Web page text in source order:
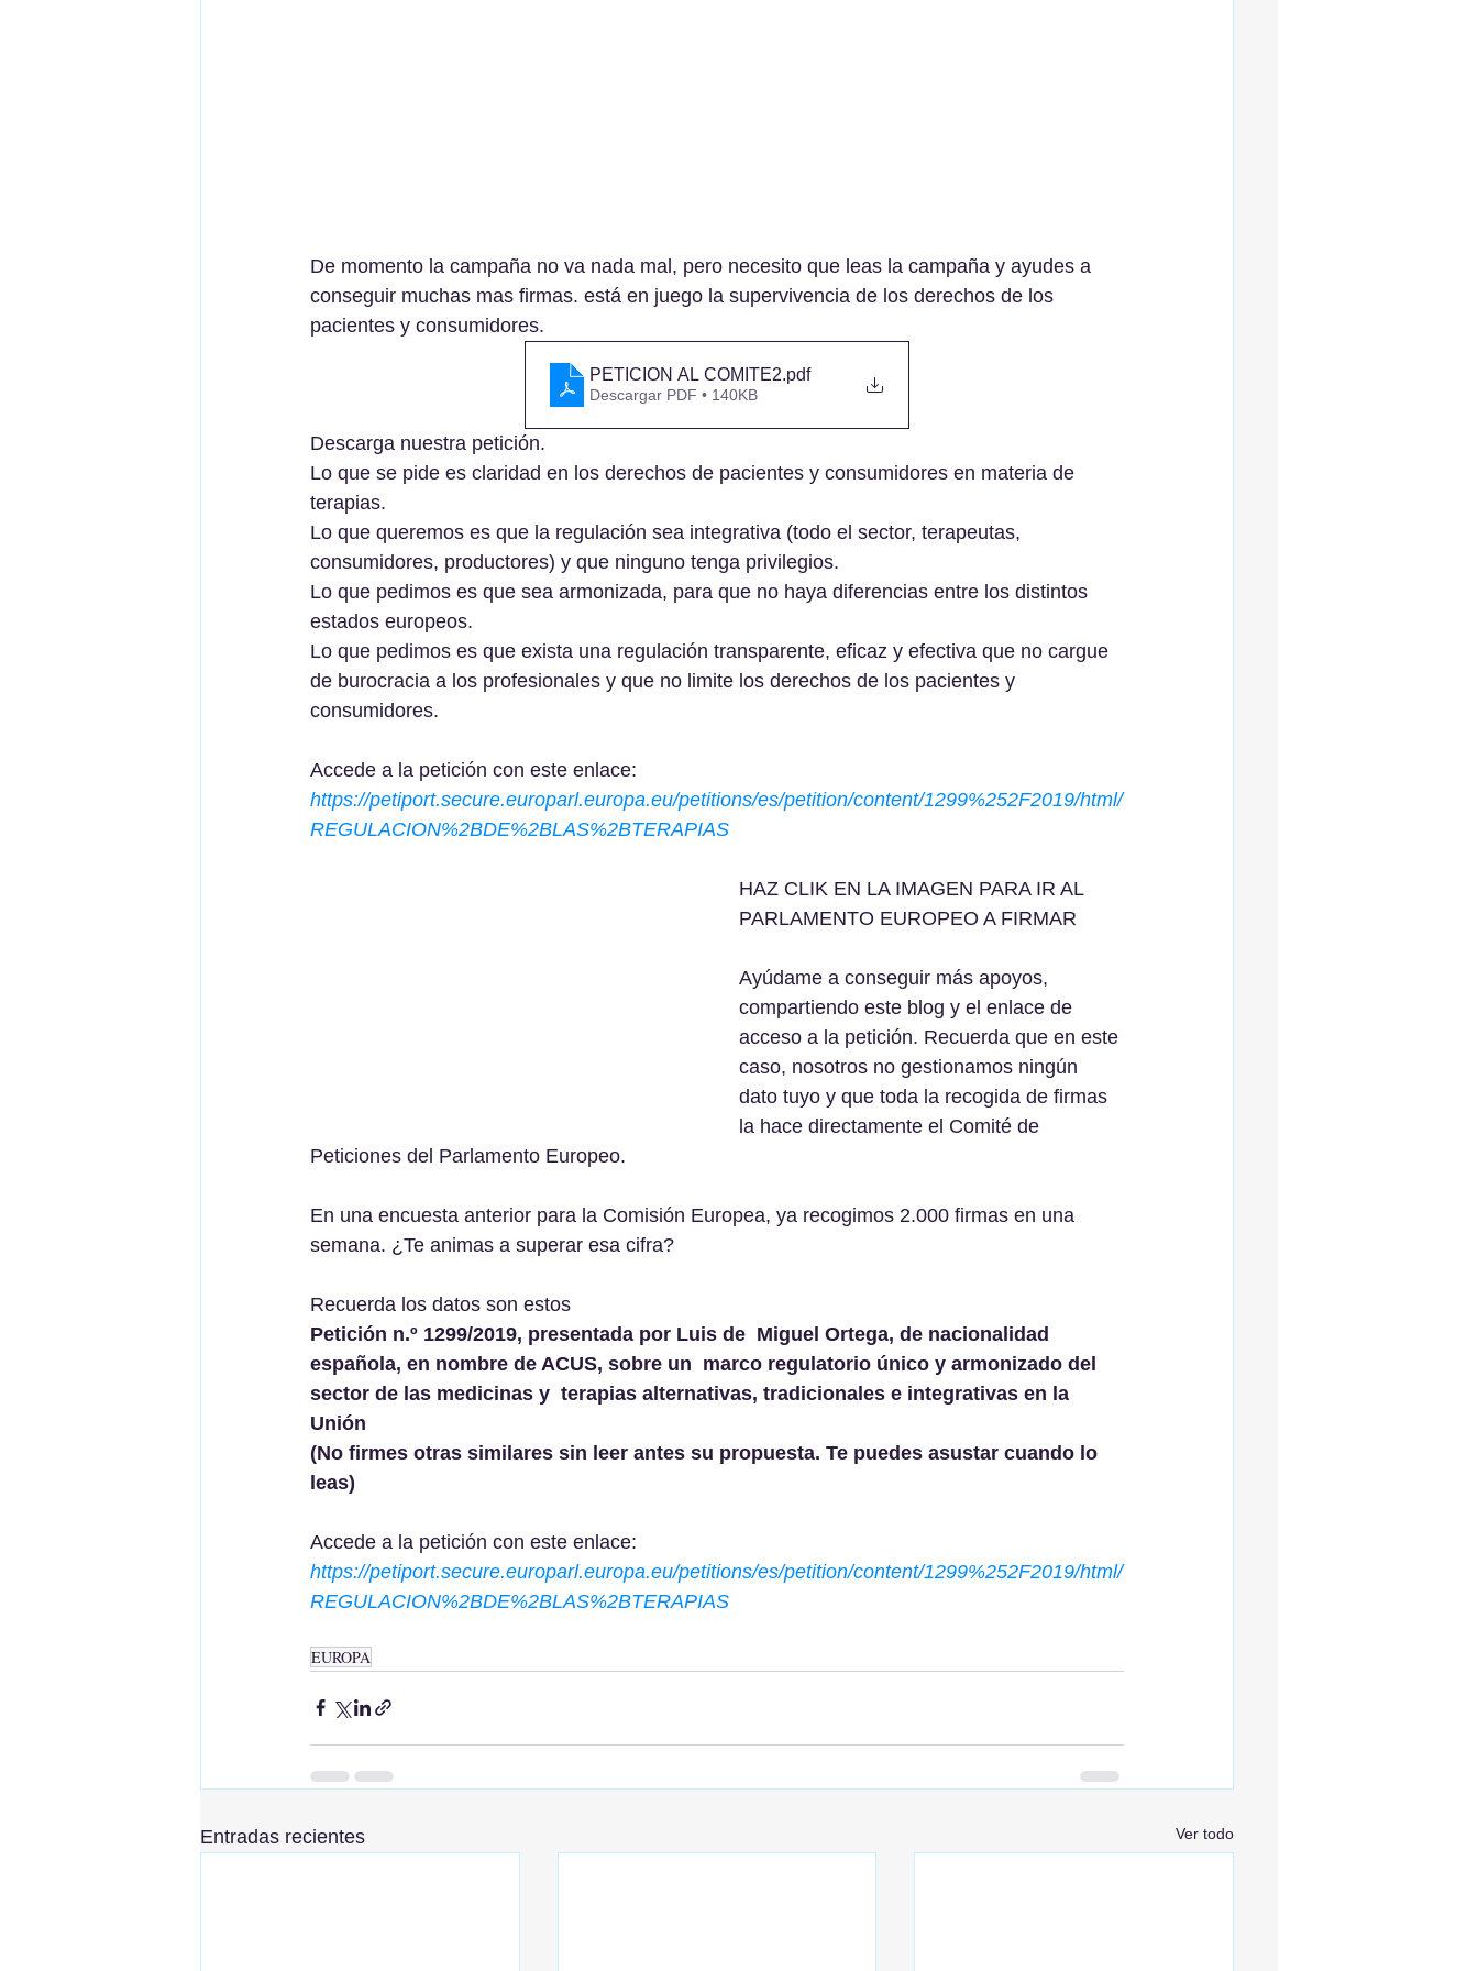
De momento la campaña no va nada mal, pero necesito que leas la campaña y ayudes a
conseguir muchas mas firmas. está en juego la supervivencia de los derechos de los
pacientes y consumidores.
PETICION AL COMITE2.pdf
Descargar PDF • 140KB
Descarga nuestra petición.
Lo que se pide es claridad en los derechos de pacientes y consumidores en materia de
terapias.
Lo que queremos es que la regulación sea integrativa (todo el sector, terapeutas,
consumidores, productores) y que ninguno tenga privilegios.
Lo que pedimos es que sea armonizada, para que no haya diferencias entre los distintos
estados europeos.
Lo que pedimos es que exista una regulación transparente, eficaz y efectiva que no cargue
de burocracia a los profesionales y que no limite los derechos de los pacientes y
consumidores.
Accede a la petición con este enlace:
https://petiport.secure.europarl.europa.eu/petitions/es/petition/content/1299%252F2019/html/
REGULACION%2BDE%2BLAS%2BTERAPIAS
HAZ CLIK EN LA IMAGEN PARA IR AL
PARLAMENTO EUROPEO A FIRMAR
Ayúdame a conseguir más apoyos,
compartiendo este blog y el enlace de
acceso a la petición. Recuerda que en este
caso, nosotros no gestionamos ningún
dato tuyo y que toda la recogida de firmas
la hace directamente el Comité de
Peticiones del Parlamento Europeo.
En una encuesta anterior para la Comisión Europea, ya recogimos 2.000 firmas en una
semana. ¿Te animas a superar esa cifra?
Recuerda los datos son estos
Petición n.º 1299/2019, presentada por Luis de  Miguel Ortega, de nacionalidad
española, en nombre de ACUS, sobre un  marco regulatorio único y armonizado del
sector de las medicinas y  terapias alternativas, tradicionales e integrativas en la
Unión
(No firmes otras similares sin leer antes su propuesta. Te puedes asustar cuando lo
leas)
Accede a la petición con este enlace:
https://petiport.secure.europarl.europa.eu/petitions/es/petition/content/1299%252F2019/html/
REGULACION%2BDE%2BLAS%2BTERAPIAS
EUROPA
Entradas recientes Ver todo